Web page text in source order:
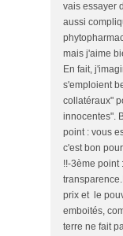
vais essayer
aussi
mais j'aime
En fait,
s'emploient
collatéraux"
innocentes".
point : vous
c'est bon
!!-3ème point
prix et le
emboités,
terre ne fait